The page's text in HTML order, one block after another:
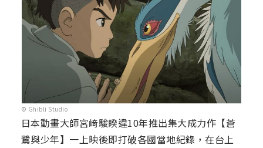
© Ghibli Studio
日本動畫大師宮﨑駿睽違10年推出集大成力作【蒼
鷺與少年】一上映後即打破各國當地紀錄，在台上